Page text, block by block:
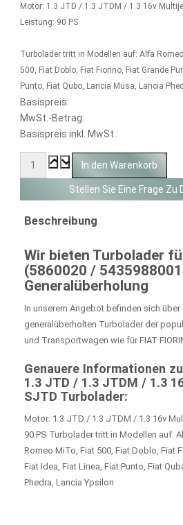
Motor: 1.3 JTD / 1.3 JTDM / 1.3 16v
Leistung: 90 PS
Turbolader tritt in Modellen auf: Alfa
500, Fiat Doblo, Fiat Fiorino, Fiat Grande
Punto, Fiat Qubo, Lancia Musa, Lancia
Basispreis:
MwSt.-Betrag:
Basispreis inkl. MwSt.:
Stellen Sie Eine Frage Zu
Beschreibung
Wir bieten Turbolader
(5860020 /
Generalüberholung
In unserem Angebot befinden sich
generalüberholten Turbolader der
und Transportwagen wie für FIAT
Genauere Informationen
1.3 JTD / 1.3 JTDM / 1.3
SJTD Turbolader:
Motor: 1.3 JTD / 1.3 JTDM / 1.3 16v
90 PS Turbolader tritt in Modellen auf:
Romeo MiTo, Fiat 500, Fiat Doblo, Fiat
Fiat Idea, Fiat Linea, Fiat Punto, Fiat
Phedra, Lancia Ypsilon